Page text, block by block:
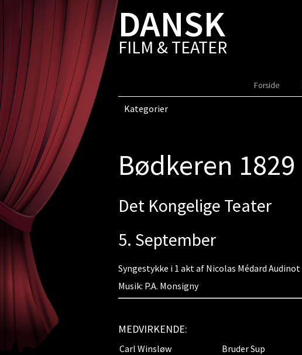
DANSK
FILM & TEATER
Forside
Kategorier
Bødkeren 1829
Det Kongelige Teater
5. September
Syngestykke i 1 akt af Nicolas Médard Audinot
Musik: P.A. Monsigny
MEDVIRKENDE:
Carl Winsløw
Bruder Sup